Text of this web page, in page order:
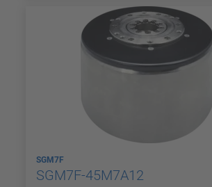
SGM7F
SGM7F-45M7A12